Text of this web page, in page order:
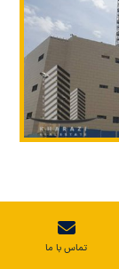
تماس با ما